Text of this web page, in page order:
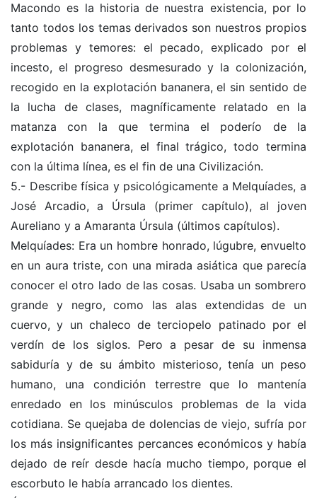
Macondo es la historia de nuestra existencia, por lo
tanto todos los temas derivados son nuestros propios
problemas y temores: el pecado, explicado por el
incesto, el progreso desmesurado y la colonización,
recogido en la explotación bananera, el sin sentido de
la lucha de clases, magníficamente relatado en la
matanza con la que termina el poderío de la
explotación bananera, el final trágico, todo termina
con la última línea, es el fin de una Civilización.
5.- Describe física y psicológicamente a Melquíades, a
José Arcadio, a Úrsula (primer capítulo), al joven
Aureliano y a Amaranta Úrsula (últimos capítulos).
Melquíades: Era un hombre honrado, lúgubre, envuelto
en un aura triste, con una mirada asiática que parecía
conocer el otro lado de las cosas. Usaba un sombrero
grande y negro, como las alas extendidas de un
cuervo, y un chaleco de terciopelo patinado por el
verdín de los siglos. Pero a pesar de su inmensa
sabiduría y de su ámbito misterioso, tenía un peso
humano, una condición terrestre que lo mantenía
enredado en los minúsculos problemas de la vida
cotidiana. Se quejaba de dolencias de viejo, sufría por
los más insignificantes percances económicos y había
dejado de reír desde hacía mucho tiempo, porque el
escorbuto le había arrancado los dientes.